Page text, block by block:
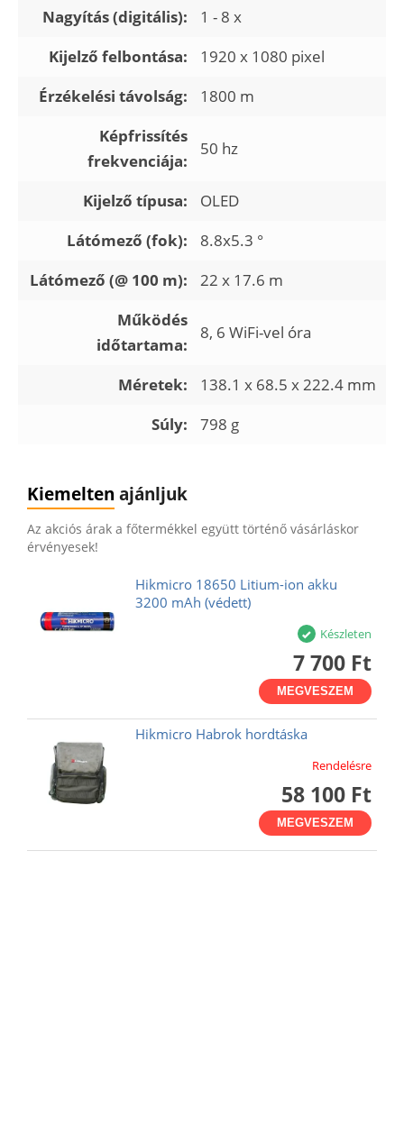
Nagyítás (digitális):
1 - 8 x
Kijelző felbontása:
1920 x 1080 pixel
Érzékelési távolság:
1800 m
Képfrissítés
frekvenciája:
50 hz
Kijelző típusa:
OLED
Látómező (fok):
8.8x5.3 °
Látómező (@ 100 m):
22 x 17.6 m
Működés
időtartama:
8, 6 WiFi-vel óra
Méretek:
138.1 x 68.5 x 222.4 mm
Súly:
798 g
Kiemelten ajánljuk
Az akciós árak a főtermékkel együtt történő vásárláskor
érvényesek!
Hikmicro 18650 Litium-ion akku
3200 mAh (védett)
Készleten
7 700 Ft
MEGVESZEM
Hikmicro Habrok hordtáska
Rendelésre
58 100 Ft
MEGVESZEM